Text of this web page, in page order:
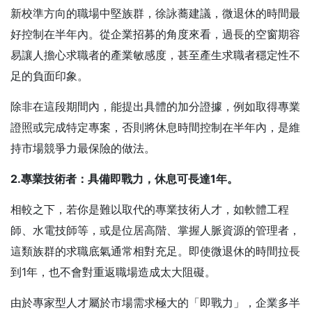
新校準方向的職場中堅族群，徐詠蕎建議，微退休的時間最
好控制在半年內。從企業招募的角度來看，過長的空窗期容
易讓人擔心求職者的產業敏感度，甚至產生求職者穩定性不
足的負面印象。
除非在這段期間內，能提出具體的加分證據，例如取得專業
證照或完成特定專案，否則將休息時間控制在半年內，是維
持市場競爭力最保險的做法。
2.專業技術者：具備即戰力，休息可長達1年。
相較之下，若你是難以取代的專業技術人才，如軟體工程
師、水電技師等，或是位居高階、掌握人脈資源的管理者，
這類族群的求職底氣通常相對充足。即使微退休的時間拉長
到1年，也不會對重返職場造成太大阻礙。
由於專家型人才屬於市場需求極大的「即戰力」，企業多半